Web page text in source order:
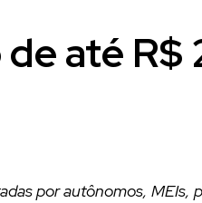
até R$
por autônomos, MEIs,